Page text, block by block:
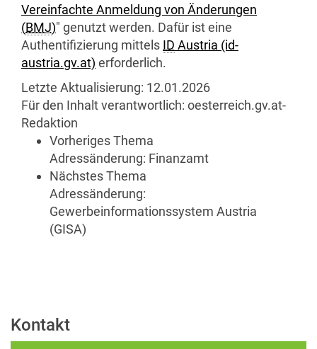
Vereinfachte Anmeldung von Änderungen
(BMJ)" genutzt werden. Dafür ist eine
Authentifizierung mittels ID Austria (id-
austria.gv.at) erforderlich.
Letzte Aktualisierung: 12.01.2026
Für den Inhalt verantwortlich: oesterreich.gv.at-
Redaktion
Vorheriges Thema
Adressänderung: Finanzamt
Nächstes Thema
Adressänderung:
Gewerbeinformationssystem Austria
(GISA)
Kontakt